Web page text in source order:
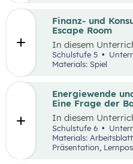
Energiewende
Eine Frage der
In diesem
Energiewende
Nutzungskonflikte
zuerst mit einem
dem
Schulstufe 6
Materials:
Präsentation,
Beispielen wird an
Schüler:innen
Tätigkeiten im
Verteilung
Finanz- und
Escape Room
In diesem
des
Wirtschaften im
Kooperation bei
und sogenannte 21
Schulstufe 5
Materials: Spiel